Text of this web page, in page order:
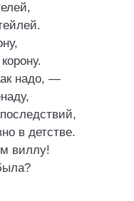
надо, —
в детстве.
виллу!